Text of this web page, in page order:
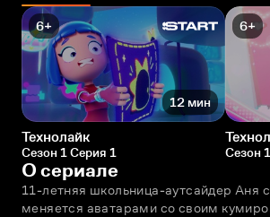
6+
12 мин
Технолайк
Сезон 1 Серия 1
6+
Сезон
О сериале
11-летняя школьница-аутсайдер Аня
меняется аватарами со своим